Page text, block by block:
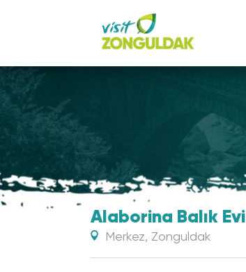
Alaborina Balık Evi
Merkez, Zonguldak